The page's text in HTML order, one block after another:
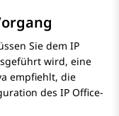
Sie dem IP
wird, eine
empfiehlt, die
des IP Office-